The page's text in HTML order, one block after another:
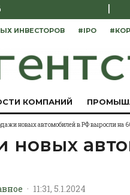
|
ИНВЕСТОРОВ #IPO
КОМПАНИЙ
новых автомобилей в РФ выросли на
новых
· 11:31, 5.1.2024